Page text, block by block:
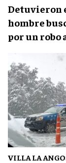
Detuvieron
hombre
por un robo
VILLA LA